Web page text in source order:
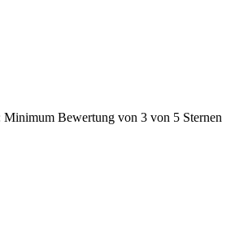
Bewertung von 3 von 5 Sternen